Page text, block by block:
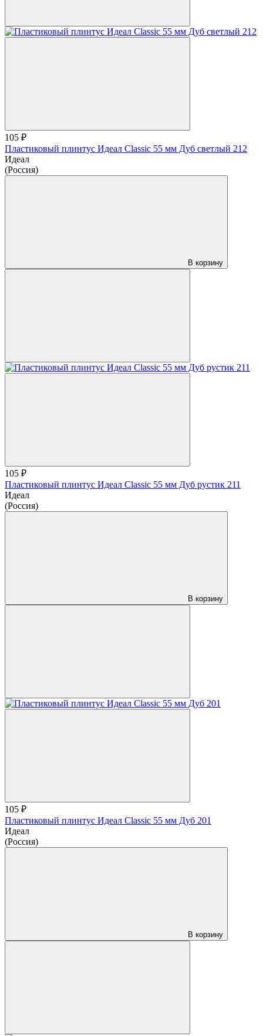
105 ₽
Пластиковый плинтус Идеал Classic 55 мм Дуб светлый 212
Идеал
(Россия)
В корзину
105 ₽
Пластиковый плинтус Идеал Classic 55 мм Дуб рустик 211
Идеал
(Россия)
В корзину
105 ₽
Пластиковый плинтус Идеал Classic 55 мм Дуб 201
Идеал
(Россия)
В корзину